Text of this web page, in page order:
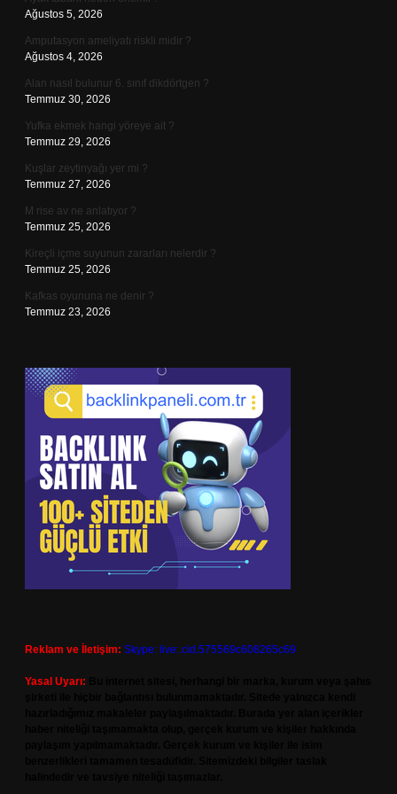
Ağustos 5, 2026
Amputasyon ameliyatı riskli midir ?
Ağustos 4, 2026
Alan nasıl bulunur 6. sınıf dikdörtgen ?
Temmuz 30, 2026
Yufka ekmek hangi yöreye ait ?
Temmuz 29, 2026
Kuşlar zeytinyağı yer mi ?
Temmuz 27, 2026
M rise av ne anlatıyor ?
Temmuz 25, 2026
Kireçli içme suyunun zararları nelerdir ?
Temmuz 25, 2026
Kafkas oyununa ne denir ?
Temmuz 23, 2026
Reklam ve İletişim: Skype: live:.cid.575569c608265c69
Yasal Uyarı: